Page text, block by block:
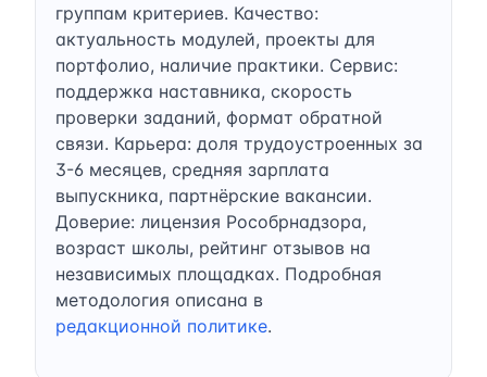
группам критериев. Качество:
актуальность модулей, проекты для
портфолио, наличие практики. Сервис:
поддержка наставника, скорость
проверки заданий, формат обратной
связи. Карьера: доля трудоустроенных за
3-6 месяцев, средняя зарплата
выпускника, партнёрские вакансии.
Доверие: лицензия Рособрнадзора,
возраст школы, рейтинг отзывов на
независимых площадках. Подробная
методология описана в
редакционной политике.